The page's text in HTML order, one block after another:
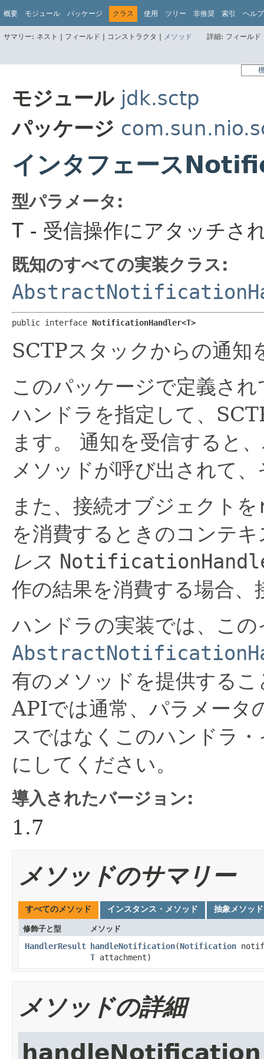
概要 モジュール パッケージ クラス 使用 ツリー 非推奨 索引 ヘルプ
サマリー: ネスト | フィールド | コンストラクタ | メソッド 詳細: フィール
モジュール jdk.sctp
パッケージ
インタフェース
型パラメータ:
T - 受信操作にアタッチさ
既知のすべての実装クラス:
public interface NotificationHandler<T>
SCTPスタックからの通知
このパッケージで定義さ
ハンドラを指定して、
ます。
通知を受信すると
メソッドが呼び出されて
また、接続オブジェクトを
を消費するときのコンテ
レス
作の結果を消費する場合、
ハンドラの実装では、こ
有のメソッドを提供する
APIでは通常、パラメータ
スではなくこのハンドラ
にしてください。
導入されたバージョン:
1.7
メソッドのサマリー
すべてのメソッド インスタンス・メソッド 抽象メソッド
修飾子と型 メソッド
HandlerResult handleNotification​(Notification
T attachment)
メソッドの詳細
handleNotification